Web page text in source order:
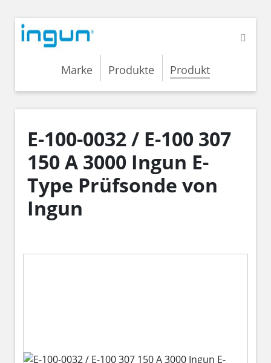
Marke Produkte Produkt
E-100-0032 / E-100 307
150 A 3000 Ingun E-
Type Prüfsonde von
Ingun